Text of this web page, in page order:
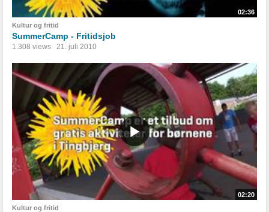
02:36
Kultur og fritid
SummerCamp - Fritidsjob
1.308 views 21. juli 2010
02:20
Kultur og fritid